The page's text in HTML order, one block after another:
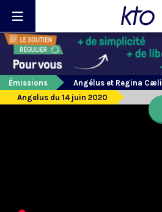
Émissions
Angélus et Regina Cæli
Angelus du 14 juin 2020